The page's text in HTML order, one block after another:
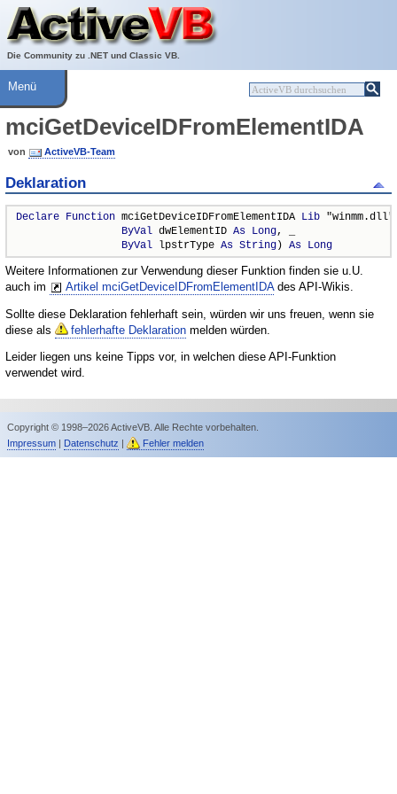
Die Community zu .NET und Classic VB.
Über ActiveVB
Hilfe
Menü
mciGetDeviceIDFromElementIDA
von ActiveVB-Team
Deklaration
Declare Function mciGetDeviceIDFromElementIDA Lib
ByVal dwElementID As Long, _
ByVal lpstrType As String) As Long
Weitere Informationen zur Verwendung dieser Funktion finden sie u.U.
auch im
Artikel mciGetDeviceIDFromElementIDAdes API-Wikis.
Sollte diese Deklaration fehlerhaft sein, würden wir uns freuen, wenn sie
diese als
fehlerhafte Deklaration melden würden.
Leider liegen uns keine Tipps vor, in welchen diese API-Funktion
verwendet wird.
Copyright © 1998–2026 ActiveVB. Alle Rechte vorbehalten.
Impressum| Datenschutz | Fehler melden